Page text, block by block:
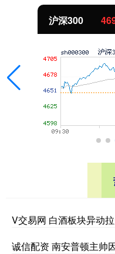
沪深300
V交易网 白酒板块异动
诚信配资 南安普顿主帅